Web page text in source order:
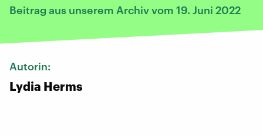
Beitrag aus unserem Archiv vom 19. Juni 2022
Autorin:
Lydia Herms